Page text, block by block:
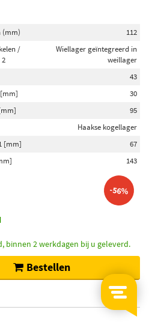
(mm)
112
/
Wiellager geïntegreerd in
weillager
43
30
95
Haakse kogellager
[mm]
67
143
-56%
binnen 2 werkdagen bij u geleverd.
Bestellen